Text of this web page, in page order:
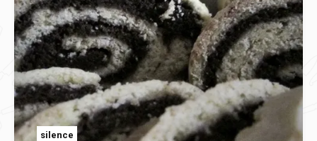
silence